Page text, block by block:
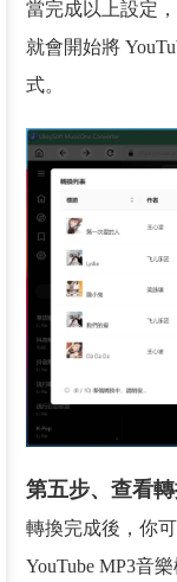
當完成以上設定
就會開始將
式。
第五步、查看
轉換完成後，你
YouTube MP3音